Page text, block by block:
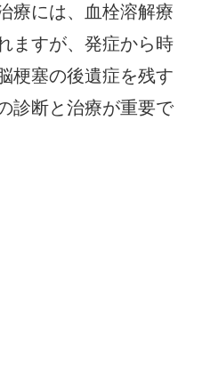
療には、血栓溶解療
ますが、発症から時
梗塞の後遺症を残す
診断と治療が重要で